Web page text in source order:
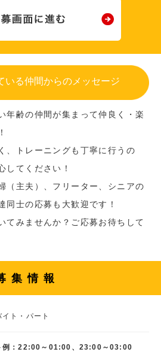
いる仲間からのメッセージ
年齢の仲間が集まって仲良く・楽
、トレーニングも丁寧に行うの
してください！
（主夫）、フリーター、シニアの
同士の応募も大歓迎です！
てみませんか？ご応募お待ちして
集情報
イト・パート
例：22:00～01:00、23:00～03:00